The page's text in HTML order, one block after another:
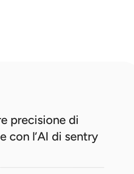
precisione di
con l’AI di sentry